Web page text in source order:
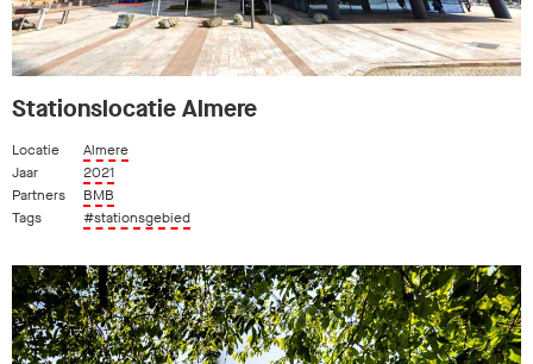
Stationslocatie Almere
Locatie
Almere
Jaar
2021
Partners
BMB
Tags
#stationsgebied